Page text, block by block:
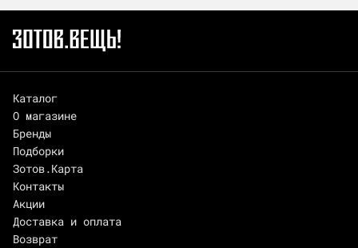
Каталог
О магазине
Бренды
Подборки
Зотов.Карта
Контакты
Акции
Доставка и оплата
Возврат